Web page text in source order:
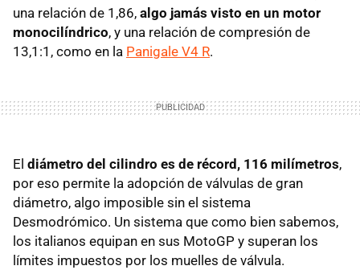
una relación de 1,86, algo jamás visto en un motor
monocilíndrico, y una relación de compresión de
13,1:1, como en la Panigale V4 R.
El diámetro del cilindro es de récord, 116 milímetros,
por eso permite la adopción de válvulas de gran
diámetro, algo imposible sin el sistema
Desmodrómico. Un sistema que como bien sabemos,
los italianos equipan en sus MotoGP y superan los
límites impuestos por los muelles de válvula.